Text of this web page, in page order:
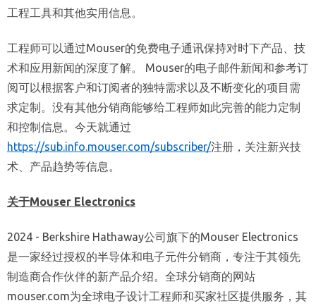
工程工具和其他实用信息。
工程师可以通过Mouser的免费电子通讯保持对时下产品、技
术和应用新闻的深度了解。 Mouser的电子邮件新闻和参考订
阅可以根据客户和订阅者的独特需求以及不断变化的项目需
求定制。没有其他分销商能够给工程师如此完善的能力定制
和控制信息。今天就通过
https://sub.info.mouser.com/subscriber/注册，关注新兴技
术、产品趋势等信息。
关于Mouser Electronics
2024 - Berkshire Hathaway公司旗下的Mouser Electronics
是一家经过授权的半导体和电子元件分销商，专注于其领先
制造商合作伙伴的新产品介绍。全球分销商的网站
mouser.com为全球电子设计工程师和买家社区提供服务，其